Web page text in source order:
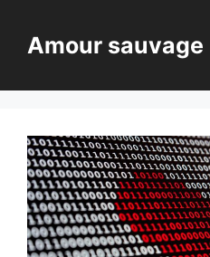
contenuAmour sauvage